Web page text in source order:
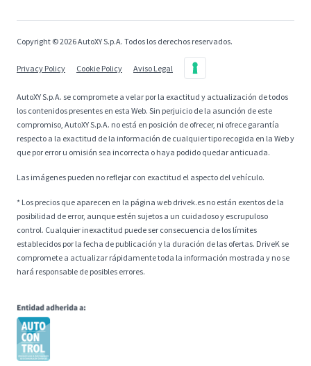
Copyright © 2026 AutoXY S.p.A. Todos los derechos reservados.
Privacy Policy Cookie Policy Aviso Legal
AutoXY S.p.A. se compromete a velar por la exactitud y actualización de todos
los contenidos presentes en esta Web. Sin perjuicio de la asunción de este
compromiso, AutoXY S.p.A. no está en posición de ofrecer, ni ofrece garantía
respecto a la exactitud de la información de cualquier tipo recogida en la Web y
que por error u omisión sea incorrecta o haya podido quedar anticuada.
Las imágenes pueden no reflejar con exactitud el aspecto del vehículo.
* Los precios que aparecen en la página web drivek.es no están exentos de la
posibilidad de error, aunque estén sujetos a un cuidadoso y escrupuloso
control. Cualquier inexactitud puede ser consecuencia de los límites
establecidos por la fecha de publicación y la duración de las ofertas. DriveK se
compromete a actualizar rápidamente toda la información mostrada y no se
hará responsable de posibles errores.